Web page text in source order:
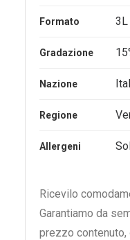
Formato 3L
Gradazione
Nazione
Regione
Allergeni
Ricevilo
Garantiamo da
prezzo contenuto,